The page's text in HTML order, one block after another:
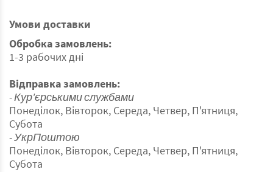
Умови доставки
Обробка замовлень:
1-3 рабочих дні
Відправка замовлень:
- Кур'єрськими службами
Понеділок, Вівторок, Середа, Четвер, П'ятниця,
Субота
- УкрПоштою
Понеділок, Вівторок, Середа, Четвер, П'ятниця,
Субота